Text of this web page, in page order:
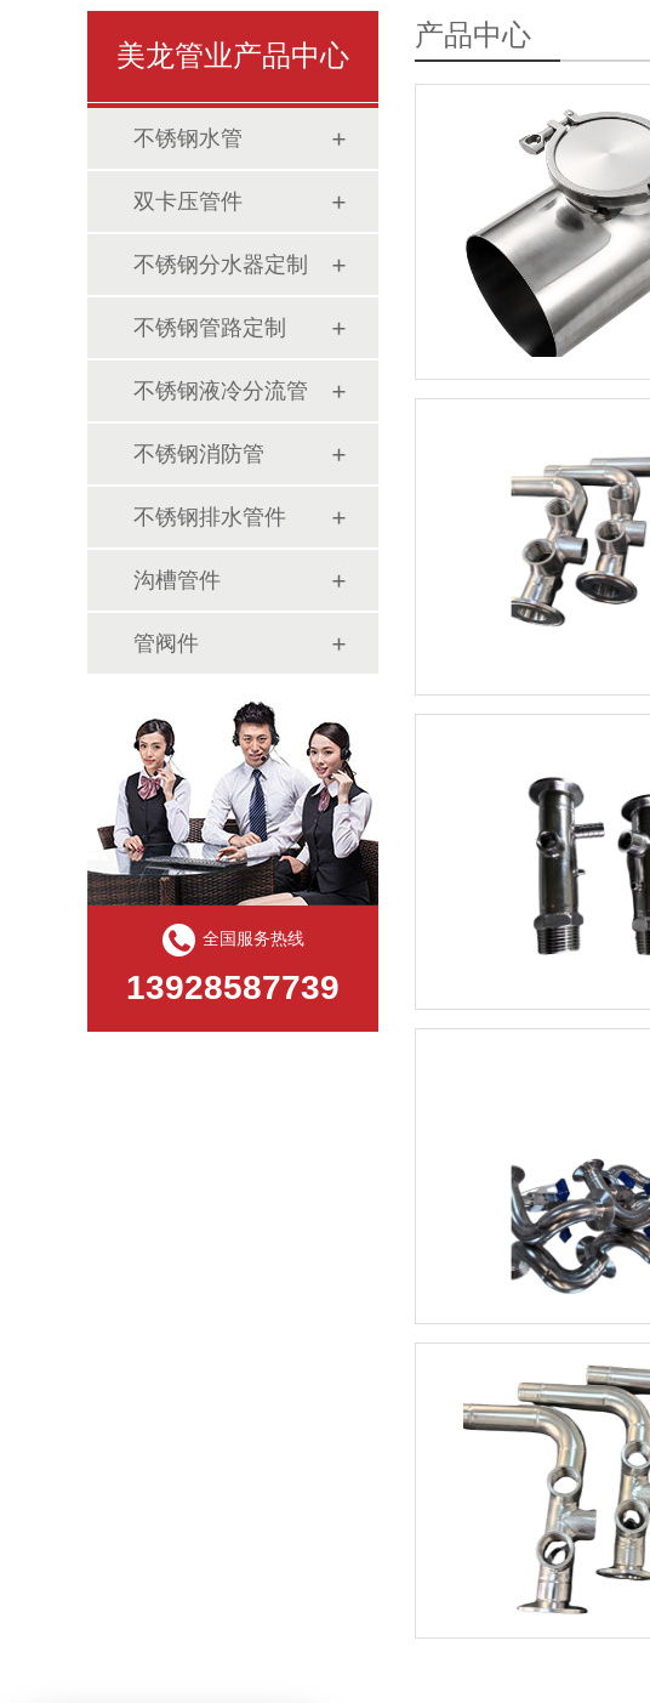
美龙管业产品中心
不锈钢水管
双卡压管件
不锈钢分水器定制
不锈钢管路定制
不锈钢液冷分流管
不锈钢消防管
不锈钢排水管件
沟槽管件
管阀件
全国服务热线
13928587739
产品中心